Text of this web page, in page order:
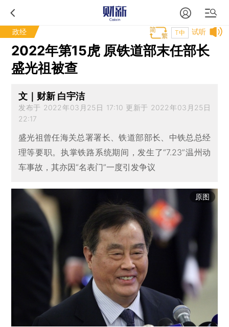
政经 试听
T中
2022年第15虎 原铁道部末任部长
盛光祖被查
文｜财新 白宇洁
发布于 2022年03月25日 17:10 更新于 2022年03月25日
22:17
盛光祖曾任海关总署署长、铁道部部长、中铁总总经
理等要职。执掌铁路系统期间，发生了“7.23”温州动
车事故，其亦因“名表门”一度引发争议
原图